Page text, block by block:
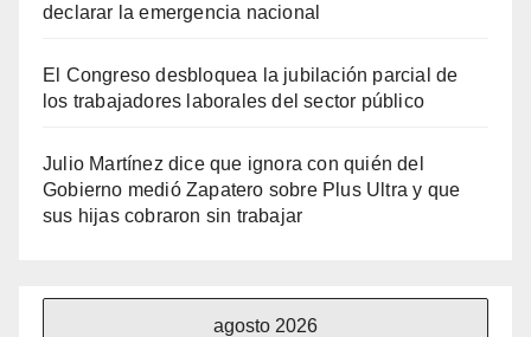
declarar la emergencia nacional
El Congreso desbloquea la jubilación parcial de
los trabajadores laborales del sector público
Julio Martínez dice que ignora con quién del
Gobierno medió Zapatero sobre Plus Ultra y que
sus hijas cobraron sin trabajar
agosto 2026